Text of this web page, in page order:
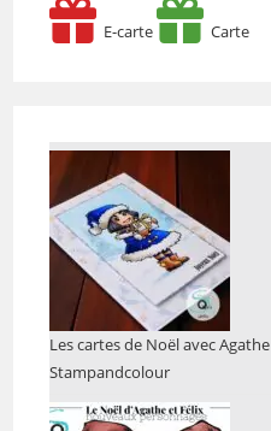
E-carte Carte
Les cartes de Noël avec
Stampandcolour